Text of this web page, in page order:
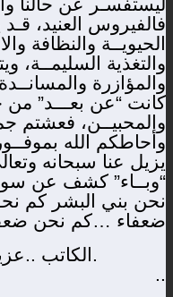
ليستفسـر عن حالنا
فالفيروس العنيد،
الحيويــة والنظافة
والتغذية السليمــة،
والمؤازرة
كانت “عن بعـــد” من
والمحبيــن، فعشتم
وأحاطكم الله
يزيل عنا سبحانه
“وبــاء” كشف عن
نحن بني البشر كم
ضعفاء …كم نحن
.الكاتب
..